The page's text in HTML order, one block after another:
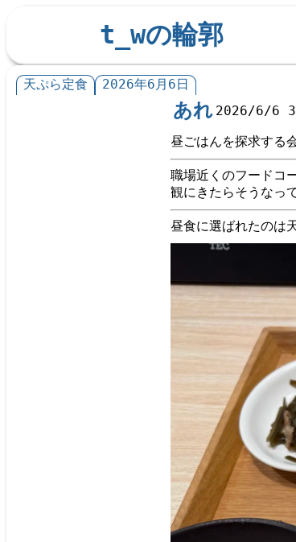
t_wの輪郭
天ぷら定食 2026年6月6日
あれ 2026/6/6
昼ごはんを探求する
職場近くのフードコ
観にきたらそうなって
昼食に選ばれたのは